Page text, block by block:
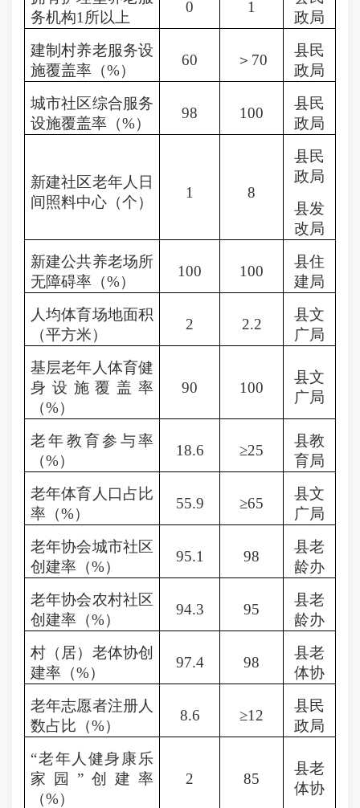
务机构1 所以上
0 1
政局
建制村养老服务设
施覆盖率（%）
60 ＞ 70
县民
政局
城市社区综合服务
设施覆盖率（%）
98 100
县民
政局
新建社区老年人日
间照料中心（个）
1 8
县民
政局
县发
改局
新建公共养老场所
无障碍率（%）
100 100
县住
建局
人均体育场地面积
（平方米）
2 2.2
县文
广局
基层老年人体育健
身设施覆盖率
（%）
90 100
县文
广局
老年教育参与率
（%）
18.6 ≥25
县教
育局
老年体育人口占比
率（%）
55.9 ≥65
县文
广局
老年协会城市社区
创建率（%）
95.1 98
县老
龄办
老年协会农村社区
创建率（%）
94.3 95
县老
龄办
村（居）老体协创
建率（%）
97.4 98
县老
体协
老年志愿者注册人
数占比（%）
8.6 ≥12
县民
政局
“老年人健身康乐
家园” 创建率
（%）
2 85
县老
体协